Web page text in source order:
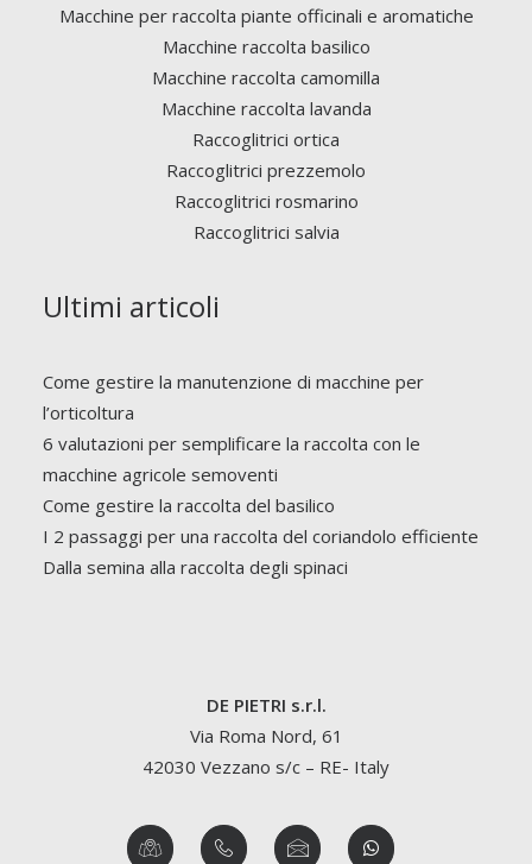
Macchine per raccolta piante officinali e aromatiche
Macchine raccolta basilico
Macchine raccolta camomilla
Macchine raccolta lavanda
Raccoglitrici ortica
Raccoglitrici prezzemolo
Raccoglitrici rosmarino
Raccoglitrici salvia
Ultimi articoli
Come gestire la manutenzione di macchine per
l’orticoltura
6 valutazioni per semplificare la raccolta con le
macchine agricole semoventi
Come gestire la raccolta del basilico
I 2 passaggi per una raccolta del coriandolo efficiente
Dalla semina alla raccolta degli spinaci
DE PIETRI s.r.l.
Via Roma Nord, 61
42030 Vezzano s/c – RE- Italy